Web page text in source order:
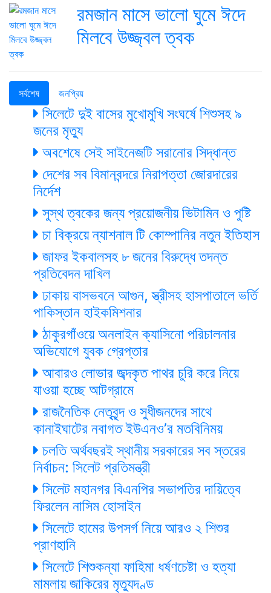
রমজান মাসে ভালো ঘুমে ঈদে
মিলবে উজ্জ্বল ত্বক
সর্বশেষ জনপ্রিয়
সিলেটে দুই বাসের মুখোমুখি সংঘর্ষে শিশুসহ ৯
জনের মৃত্যু
অবশেষে সেই সাইনেজটি সরানোর সিদ্ধান্ত
দেশের সব বিমানবন্দরে নিরাপত্তা জোরদারের
নির্দেশ
সুস্থ ত্বকের জন্য প্রয়োজনীয় ভিটামিন ও পুষ্টি
চা বিক্রয়ে ন্যাশনাল টি কোম্পানির নতুন ইতিহাস
জাফর ইকবালসহ ৮ জনের বিরুদ্ধে তদন্ত
প্রতিবেদন দাখিল
ঢাকায় বাসভবনে আগুন, স্ত্রীসহ হাসপাতালে ভর্তি
পাকিস্তান হাইকমিশনার
ঠাকুরগাঁওয়ে অনলাইন ক্যাসিনো পরিচালনার
অভিযোগে যুবক গ্রেপ্তার
আবারও লোভার জব্দকৃত পাথর চুরি করে নিয়ে
যাওয়া হচ্ছে আটগ্রামে
রাজনৈতিক নেতৃবৃন্দ ও সুধীজনদের সাথে
কানাইঘাটের নবাগত ইউএনও’র মতবিনিময়
চলতি অর্থবছরই স্থানীয় সরকারের সব স্তরের
নির্বাচন: সিলেট প্রতিমন্ত্রী
সিলেট মহানগর বিএনপির সভাপতির দায়িত্বে
ফিরলেন নাসিম হোসাইন
সিলেটে হামের উপসর্গ নিয়ে আরও ২ শিশুর
প্রাণহানি
সিলেটে শিশুকন্যা ফাহিমা ধর্ষণচেষ্টা ও হত্যা
মামলায় জাকিরের মৃত্যুদণ্ড